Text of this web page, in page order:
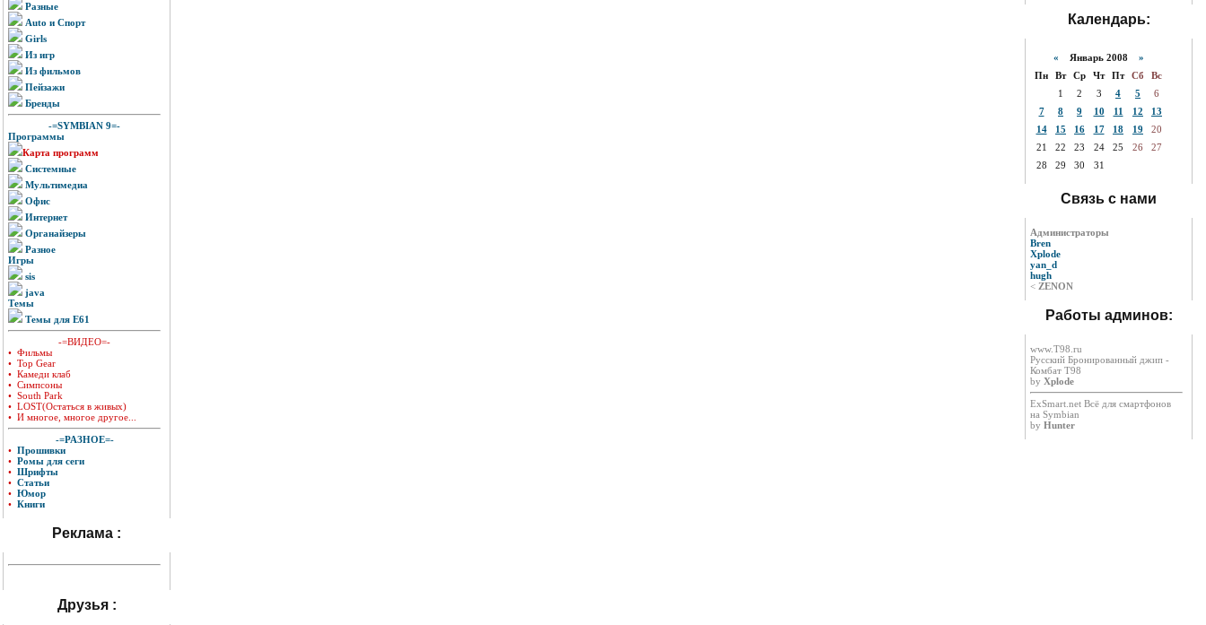
Разные
Auto и Спорт
Girls
Из игр
Из фильмов
Пейзажи
Бренды
-=SYMBIAN 9=-
Программы
Карта программ
Системные
Мультимедиа
Офис
Интернет
Органайзеры
Разное
Игры
sis
java
Темы
Темы для E61
-=ВИДЕО=-
• Фильмы
• Top Gear
• Камеди клаб
• Симпсоны
• South Park
• LOST(Остаться в живых)
• И многое, многое другое...
-=РАЗНОЕ=-
• Прошивки
• Ромы для сеги
• Шрифты
• Статьи
• Юмор
• Книги
Реклама :
Друзья :
Календарь:
« Январь 2008 »
Пн
Вт Ср Чт Пт Сб
Вс
1
2 3 4 5
6
7
8 9 10 11 12
13
14
15 16 17 18 19
20
21
22 23 24 25 26
27
28
29 30 31
Связь с нами
Администраторы
Bren
Xplode
yan_d
hugh
< ZENON
Работы админов:
www.T98.ru
Русский Бронированный джип -
Комбат Т98
by Xplode
ExSmart.net Всё для смартфонов
на Symbian
by Hunter